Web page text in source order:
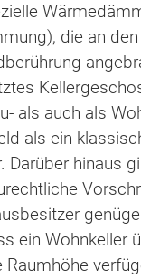
die an
als auch als
als ein
Darüber hinaus
ein Wohnkeller